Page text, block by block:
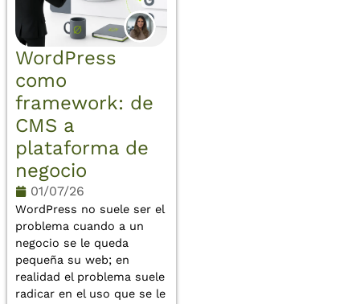
WordPress
como
framework: de
CMS a
plataforma de
negocio
01/07/26
WordPress no suele ser el
problema cuando a un
negocio se le queda
pequeña su web; en
realidad el problema suele
radicar en el uso que se le